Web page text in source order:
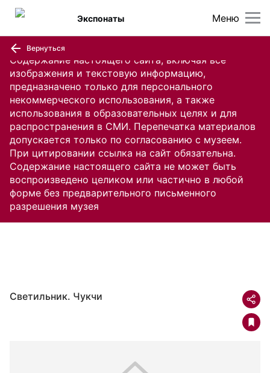
Содержание настоящего сайта, включая все
изображения и текстовую информацию,
предназначено только для персонального
некоммерческого использования, а также
использования в образовательных целях и для
распространения в СМИ. Перепечатка материалов
допускается только по согласованию с музеем.
При цитировании ссылка на сайт обязательна.
Содержание настоящего сайта не может быть
воспроизведено целиком или частично в любой
форме без предварительного письменного
разрешения музея
Меню
Экспонаты
Вернуться
Светильник. Чукчи